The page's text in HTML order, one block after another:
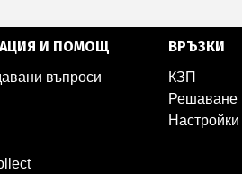
И ПОМОЩ
въпроси
ВРЪЗКИ
КЗП
Решаване
Настройки